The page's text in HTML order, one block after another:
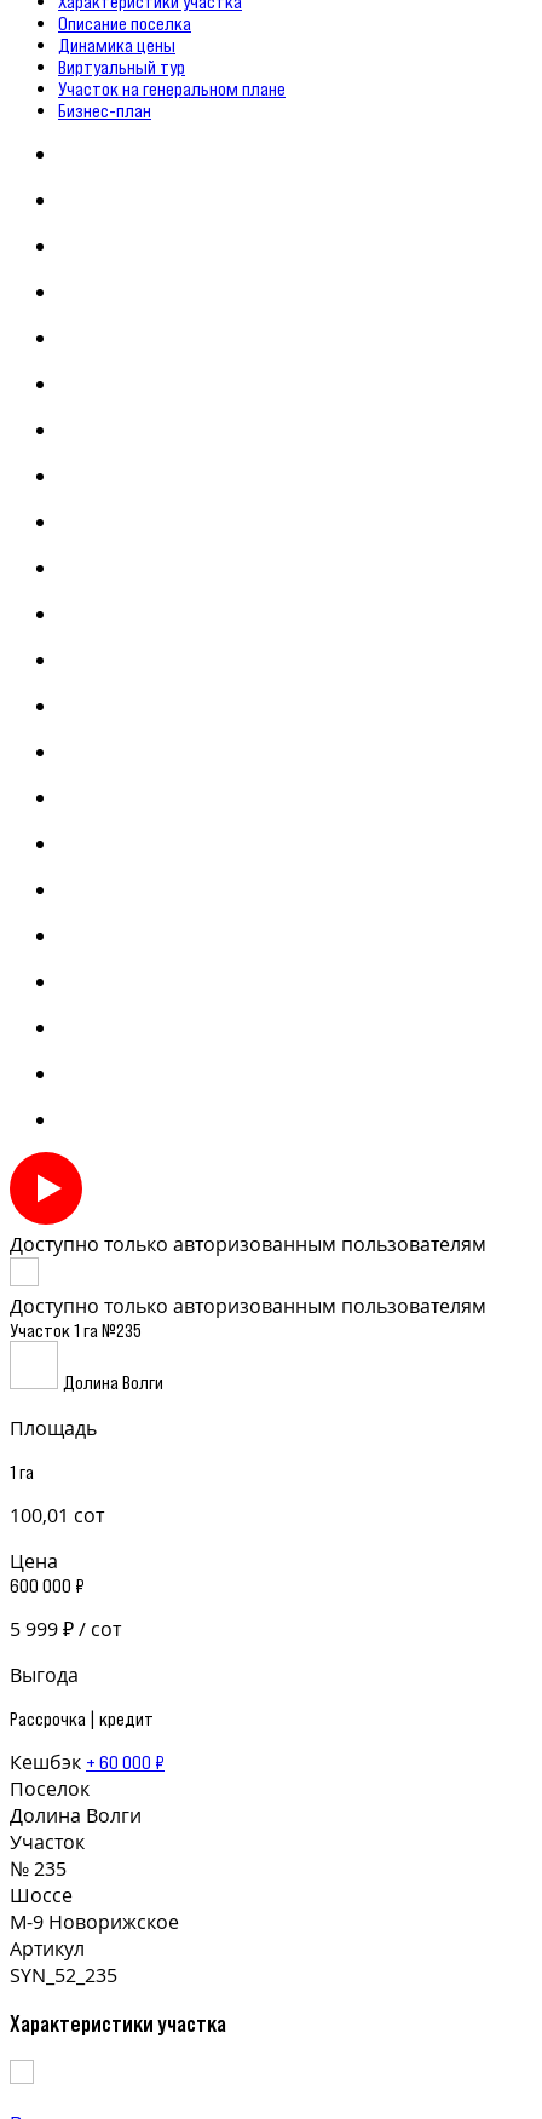
Описание поселка
Динамика цены
Виртуальный тур
Участок на генеральном плане
Бизнес-план
Доступно только авторизованным пользователям
Доступно только авторизованным пользователям
Участок 1 га №235
Долина Волги
Площадь
1 га
100,01 сот
Цена
600 000 ₽
5 999 ₽ / сот
Выгода
Рассрочка | кредит
Кешбэк + 60 000 ₽
Поселок
Долина Волги
Участок
№ 235
Шоссе
М-9 Новорижское
Артикул
SYN_52_235
Характеристики участка